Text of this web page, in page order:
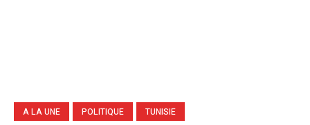
A LA UNE POLITIQUE TUNISIE